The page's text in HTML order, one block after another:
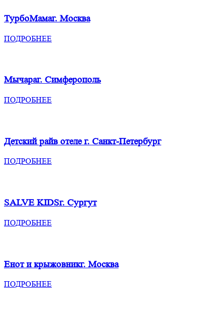
ТурбоМамаг. Москва
ПОДРОБНЕЕ
Мычараг. Симферополь
ПОДРОБНЕЕ
Детский райв отеле г. Санкт-Петербург
ПОДРОБНЕЕ
SALVE KIDSг. Сургут
ПОДРОБНЕЕ
Енот и крыжовникг. Москва
ПОДРОБНЕЕ